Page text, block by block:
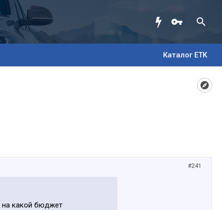
Каталог ETK
#241
на какой бюджет